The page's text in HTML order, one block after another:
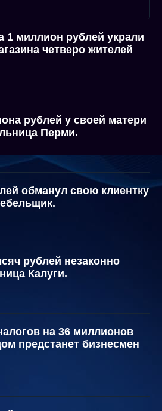
1 миллион рублей украли
четверо жителей
рублей у своей матери
Перми.
обманул свою клиентку
рублей незаконно
Калуги.
на 36 миллионов
предстанет бизнесмен